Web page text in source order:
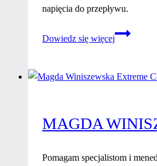
napięcia do przepływu.
Dowiedz się więcej
Gosia
MAGDA
Pomagam specjalistom i